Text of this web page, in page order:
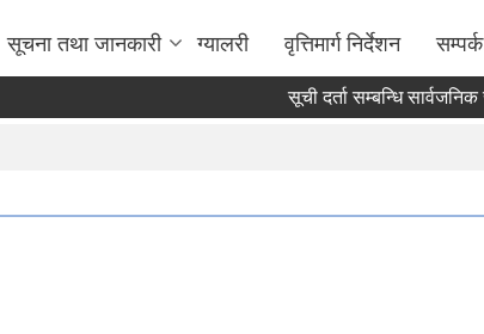
सूचना तथा जानकारी ग्यालरी वृत्तिमार्ग निर्देशन सम्पर्क
सूची दर्ता सम्बन्धि सार्वजनिक सूचना